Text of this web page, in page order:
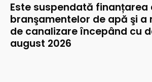
Este suspendată finanțarea
branşamentelor de apă şi a
de canalizare începând cu
august 2026